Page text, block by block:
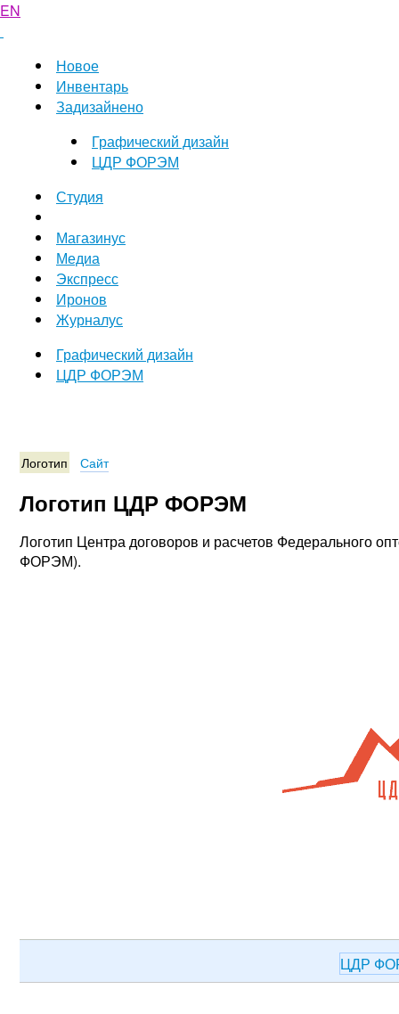
EN
Новое
Инвентарь
Задизайнено
Графический дизайн
ЦДР ФОРЭМ
Студия
Магазинус
Медиа
Экспресс
Иронов
Журналус
Графический дизайн
ЦДР ФОРЭМ
Логотип Сайт
Логотип ЦДР ФОРЭМ
Логотип Центра договоров и расчетов Федерального
ФОРЭМ).
ЦДР